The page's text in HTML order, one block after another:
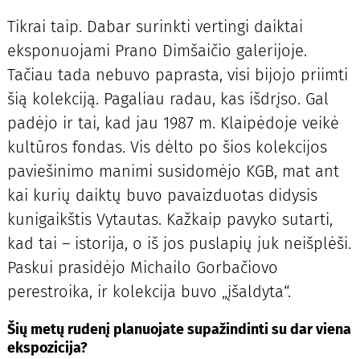
Tikrai taip. Dabar surinkti vertingi daiktai
eksponuojami Prano Dimšaičio galerijoje.
Tačiau tada nebuvo paprasta, visi bijojo priimti
šią kolekciją. Pagaliau radau, kas išdrįso. Gal
padėjo ir tai, kad jau 1987 m. Klaipėdoje veikė
kultūros fondas. Vis dėlto po šios kolekcijos
paviešinimo manimi susidomėjo KGB, mat ant
kai kurių daiktų buvo pavaizduotas didysis
kunigaikštis Vytautas. Kažkaip pavyko sutarti,
kad tai – istorija, o iš jos puslapių juk neišplėši.
Paskui prasidėjo Michailo Gorbačiovo
perestroika, ir kolekcija buvo „įšaldyta“.
Šių metų rudenį planuojate supažindinti su dar viena
ekspozicija?